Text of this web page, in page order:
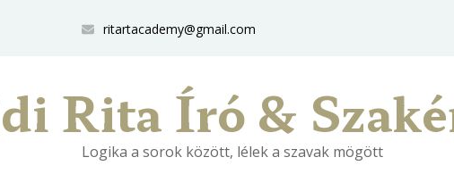
ritartacademy@gmail.com
Rita Író &
Logika a sorok között, lélek a szavak mögött